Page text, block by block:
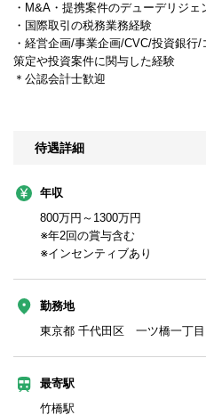
・M&A・提携案件のデューデリジェ
・国際取引の税務業務経験
・経営企画/事業企画/CVC/投資銀
策定や投資案件に関与した経験
＊公認会計士歓迎
待遇詳細
年収
800万円～1300万円
※年2回の賞与含む
※インセンティブあり
勤務地
東京都 千代田区 一ツ橋一丁
最寄駅
竹橋駅